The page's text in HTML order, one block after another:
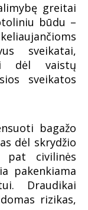
greitai
būdu –
sveikatai,
dėl vaistų
sveikatos
bagažo
dėl skrydžio
pat civilinės
pakenkiama
Draudikai
rizikas,